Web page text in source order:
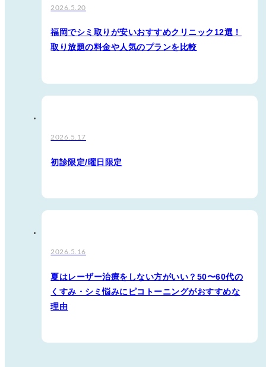
2026.5.20
福岡でシミ取りが安いおすすめクリニック12選！
取り放題の料金や人気のプランを比較
2026.5.17
初診限定/曜日限定
2026.5.16
夏はレーザー治療をしない方がいい？50〜60代の
くすみ・シミ悩みにピコトーニングがおすすめな
理由